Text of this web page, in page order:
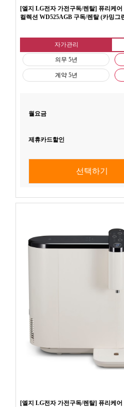
[엘지 LG전자 가전구독/렌탈] 퓨리케
컬렉션 WD525AGB 구독/렌탈 (카밍그
자가관리
의무 5년
계약 5년
월요금
제휴카드할인
선택하기
[엘지 LG전자 가전구독/렌탈] 퓨리케